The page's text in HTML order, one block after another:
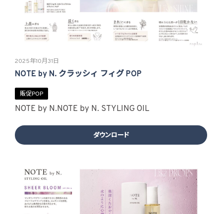
2025年10月31日
NOTE by N. クラッシィ フィグ POP
販促POP
NOTE by N.NOTE by N. STYLING OIL
ダウンロード